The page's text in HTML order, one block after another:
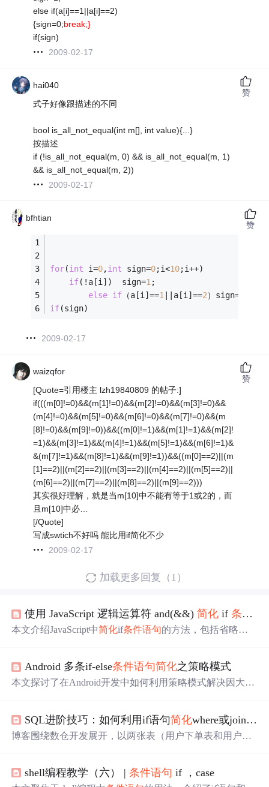
else if(a[i]==1||a[i]==2)
{sign=0;break;}
if(sign)
2009-02-17
hai040
式子好像跟描述的不同
bool is_all_not_equal(int m[], int value){...}
按描述
if (!is_all_not_equal(m, 0) && is_all_not_equal(m, 1)
&& is_all_not_equal(m, 2))
2009-02-17
赞
bfhtian
for(int i=0,int sign=0;i<10;i++)
if(!a[i])  sign=1 ;
else if （a[i]==1 ||a[i]==2）sign=
if(sign)
2009-02-17
赞
waizqfor
[Quote=引用楼主 lzh19840809 的帖子:]
if(((m[0]!=0)&&(m[1]!=0)&&(m[2]!=0)&&(m[3]!=0)&&
(m[4]!=0)&&(m[5]!=0)&&(m[6]!=0)&&(m[7]!=0)&&(m
[8]!=0)&&(m[9]!=0))&&((m[0]!=1)&&(m[1]!=1)&&(m[2]!
=1)&&(m[3]!=1)&&(m[4]!=1)&&(m[5]!=1)&&(m[6]!=1)&
&(m[7]!=1)&&(m[8]!=1)&&(m[9]!=1))&&((m[0]==2)||(m
[1]==2)||(m[2]==2)||(m[3]==2)||(m[4]==2)||(m[5]==2)||
(m[6]==2)||(m[7]==2)||(m[8]==2)||(m[9]==2)))
其实很好理解，就是当m[10]中不能有等于1或2的，而
且m[10]中必…
[/Quote]
写成swtich不好吗 能比用if简化不少
2009-02-17
赞
加载更多回复（1）
使用 JavaScript 逻辑运算符 and(&&)简化 if条件语句
本文介绍JavaScript中简化if条件语句的方法，包括省略花
Android 多条if-else条件语句简化之策略模式
本文探讨了在Android开发中如何利用策略模式解决因大量i
模式的常见场景。文章还提到了在Android项目中的实战应
用，虽然具体实战内容被省略。
SQL进阶技巧：如何利用if语句简化where或join中的条件 | if
博客围绕数仓开发展开，以两张表（用户下单表和用户维
斜。介绍了一般写法和使用IF函数的优雅写法，指出特定
shell编程教学（六） |条件语句 if ，case